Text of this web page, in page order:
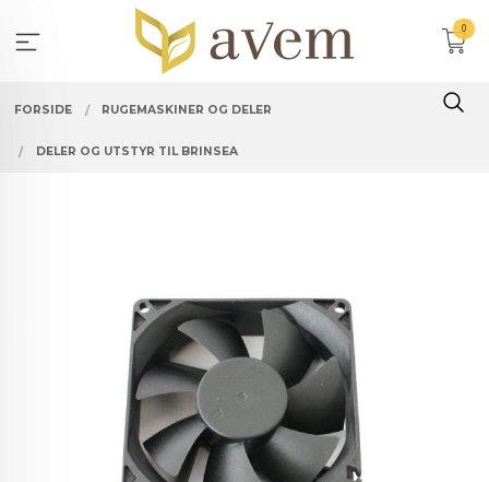
innholdet
0
FORSIDE RUGEMASKINER OG DELER
DELER OG UTSTYR TIL BRINSEA